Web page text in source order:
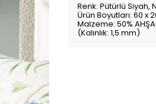
Renk: Pütürlü Siyah,
Ürün Boyutları: 60 x
Malzeme: 50%
(Kalınlık: 1,5 mm)